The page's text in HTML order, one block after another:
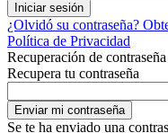
¿Olvidó su contraseña?
Política de Privacidad
Recuperación de contraseña
Recupera tu contraseña
Se te ha enviado una